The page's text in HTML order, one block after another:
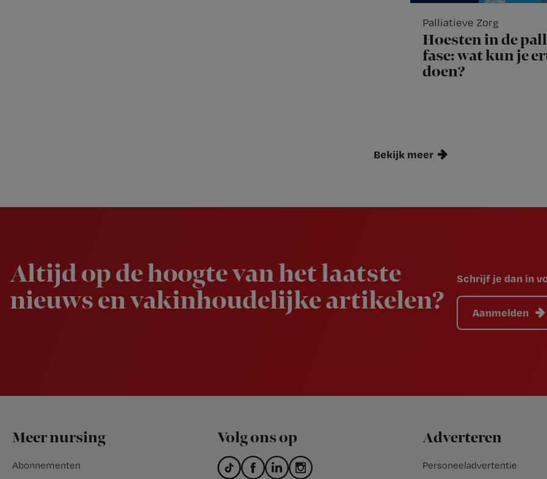
Palliatieve Zorg
Hoesten in de
fase: wat kun je
doen?
Bekijk meer
Altijd op de hoogte van het laatste
nieuws en vakinhoudelijke artikelen?
Schrijf je dan in
Aanmelden
Footer
Meer nursing
Abonnementen
Volg ons op Adverteren
Personeeladvertentie